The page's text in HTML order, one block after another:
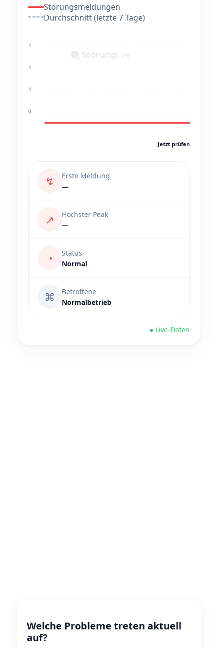
Störungsmeldungen
Durchschnitt (letzte 7 Tage)
1
1
1
0
Jetzt prüfen
↯
Erste Meldung
—
↗
Höchster Peak
—
◔
Status
Normal
⌘
Betroffene
Normalbetrieb
● Live-Daten
Welche Probleme treten aktuell
auf?